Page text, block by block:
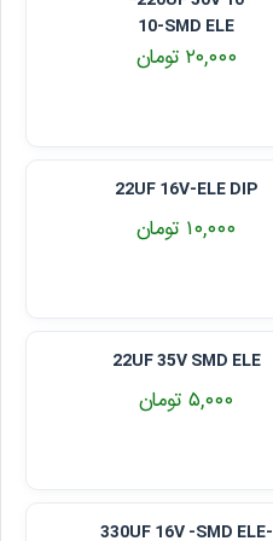
10-SMD ELE
۲۰,۰۰۰ تومان
22UF 16V-ELE DIP
۱۰,۰۰۰ تومان
22UF 35V SMD ELE
۵,۰۰۰ تومان
330UF 16V -SMD ELE-